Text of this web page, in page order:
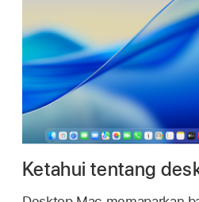
Ketahui tentang